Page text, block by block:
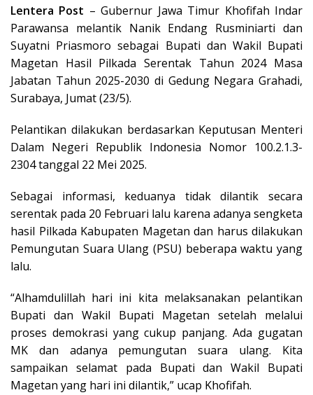
Lentera Post – Gubernur Jawa Timur Khofifah Indar
Parawansa melantik Nanik Endang Rusminiarti dan
Suyatni Priasmoro sebagai Bupati dan Wakil Bupati
Magetan Hasil Pilkada Serentak Tahun 2024 Masa
Jabatan Tahun 2025-2030 di Gedung Negara Grahadi,
Surabaya, Jumat (23/5).
Pelantikan dilakukan berdasarkan Keputusan Menteri
Dalam Negeri Republik Indonesia Nomor 100.2.1.3-
2304 tanggal 22 Mei 2025.
Sebagai informasi, keduanya tidak dilantik secara
serentak pada 20 Februari lalu karena adanya sengketa
hasil Pilkada Kabupaten Magetan dan harus dilakukan
Pemungutan Suara Ulang (PSU) beberapa waktu yang
lalu.
“Alhamdulillah hari ini kita melaksanakan pelantikan
Bupati dan Wakil Bupati Magetan setelah melalui
proses demokrasi yang cukup panjang. Ada gugatan
MK dan adanya pemungutan suara ulang. Kita
sampaikan selamat pada Bupati dan Wakil Bupati
Magetan yang hari ini dilantik,” ucap Khofifah.